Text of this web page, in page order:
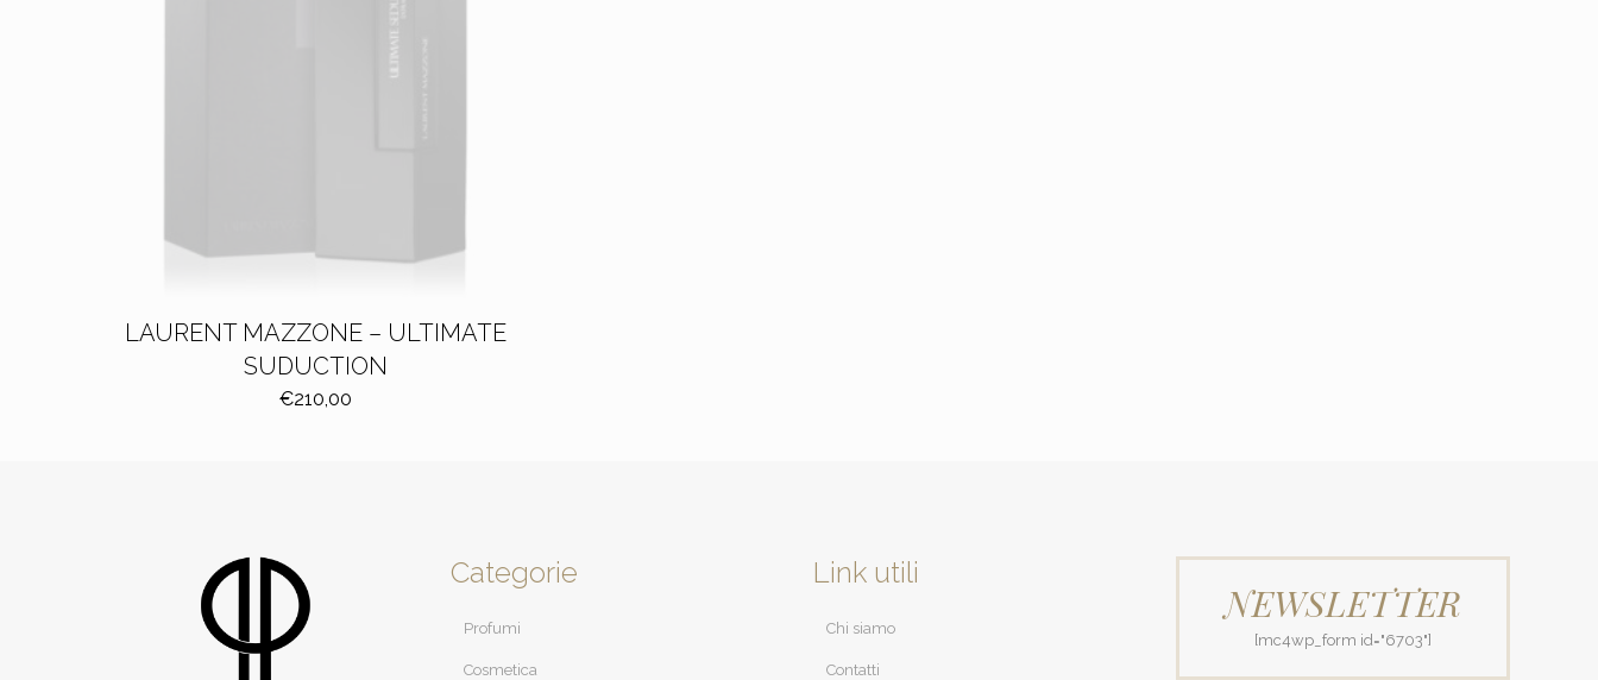
LAURENT MAZZONE – ULTIMATE
SUDUCTION
€210,00
Categorie
Profumi
Cosmetica
Link utili
Chi siamo
Contatti
NEWSLETTER
[mc4wp_form id="6703"]